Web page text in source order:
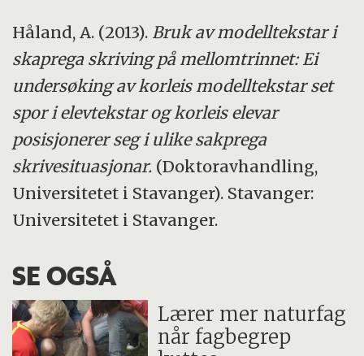
Håland, A. (2013). Bruk av modelltekstar i
skaprega skriving på mellomtrinnet: Ei
undersøking av korleis modelltekstar set
spor i elevtekstar og korleis elevar
posisjonerer seg i ulike sakprega
skrivesituasjonar. (Doktoravhandling,
Universitetet i Stavanger). Stavanger:
Universitetet i Stavanger.
SE OGSÅ
Lærer mer naturfag
når fagbegrep